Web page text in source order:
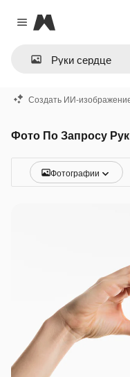
Close menu
Magnific
Создать ИИ-
Фото По Запросу
Фотографии